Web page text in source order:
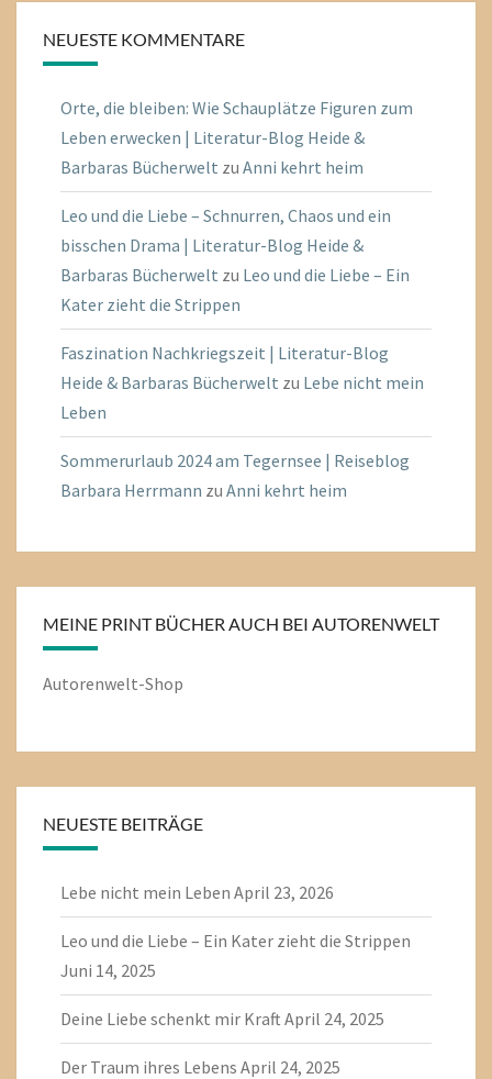
NEUESTE KOMMENTARE
Orte, die bleiben: Wie Schauplätze Figuren zum
Leben erwecken | Literatur-Blog Heide &
Barbaras Bücherwelt zu Anni kehrt heim
Leo und die Liebe – Schnurren, Chaos und ein
bisschen Drama | Literatur-Blog Heide &
Barbaras Bücherwelt zu Leo und die Liebe – Ein
Kater zieht die Strippen
Faszination Nachkriegszeit | Literatur-Blog
Heide & Barbaras Bücherwelt zu Lebe nicht mein
Leben
Sommerurlaub 2024 am Tegernsee | Reiseblog
Barbara Herrmann zu Anni kehrt heim
MEINE PRINT BÜCHER AUCH BEI AUTORENWELT
Autorenwelt-Shop
NEUESTE BEITRÄGE
Lebe nicht mein Leben April 23, 2026
Leo und die Liebe – Ein Kater zieht die Strippen
Juni 14, 2025
Deine Liebe schenkt mir KraftApril 24, 2025
Der Traum ihres Lebens April 24, 2025